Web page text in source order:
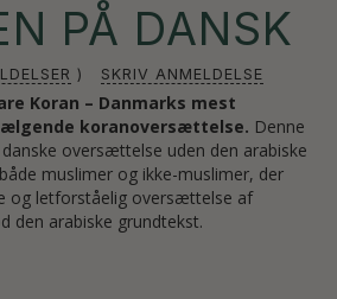
PÅ DANSK
SKRIV ANMELDELSE
Koran – Danmarks mest
koranoversættelse. Denne
oversættelse uden den arabiske
muslimer og ikke-muslimer, der
og letforståelig oversættelse af
den arabiske grundtekst.